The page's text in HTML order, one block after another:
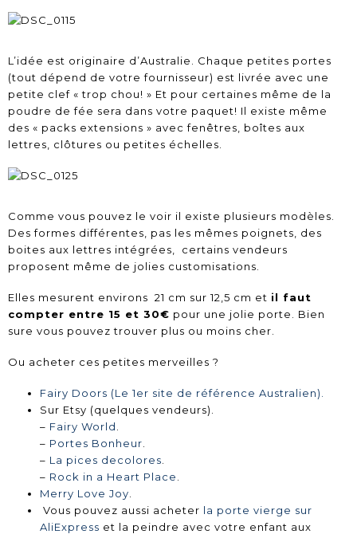
L’idée est originaire d’Australie. Chaque petites portes
(tout dépend de votre fournisseur) est livrée avec une
petite clef « trop chou! » Et pour certaines même de la
poudre de fée sera dans votre paquet! Il existe même
des « packs extensions » avec fenêtres, boîtes aux
lettres, clôtures ou petites échelles.
Comme vous pouvez le voir il existe plusieurs modèles.
Des formes différentes, pas les mêmes poignets, des
boites aux lettres intégrées, certains vendeurs
proposent même de jolies customisations.
Elles mesurent environs 21 cm sur 12,5 cm et il faut
compter entre 15 et 30€ pour une jolie porte. Bien
sure vous pouvez trouver plus ou moins cher.
Ou acheter ces petites merveilles ?
Fairy Doors (Le 1er site de référence Australien).
Sur Etsy (quelques vendeurs).
– Fairy World
– Portes Bonheur
– La pices decolores
– Rock in a Heart Place
Merry Love Joy
Vous pouvez aussi acheter la porte vierge sur
AliExpress et la peindre avec votre enfant aux